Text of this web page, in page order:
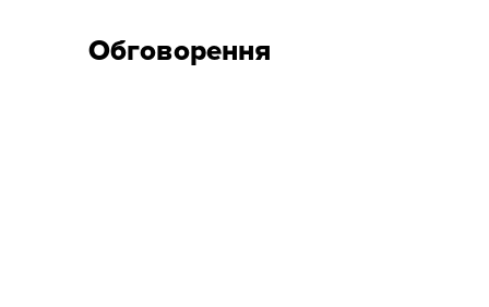
Обговорення